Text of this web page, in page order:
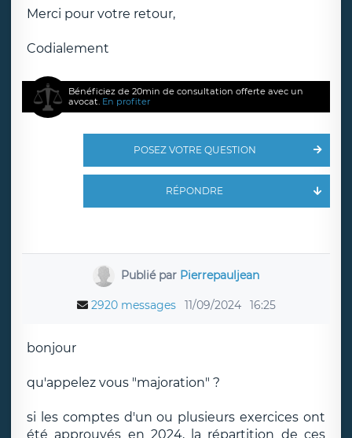
Merci pour votre retour,
Codialement
Bénéficiez de 20min de consultation offerte avec un
avocat. En profiter
POSEZ VOTRE QUESTION
RÉPONDRE
Publié par Pierrepauljean
2920 messages 11/09/2024 16:25
bonjour
qu'appelez vous "majoration" ?
si les comptes d'un ou plusieurs exercices ont
été approuvés en 2024, la répartition de ces